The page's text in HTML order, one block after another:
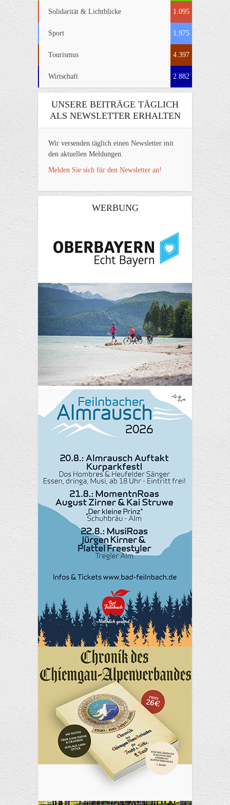
Solidarität & Lichtblicke 1.095
Sport 1.975
Tourismus 4.397
Wirtschaft 2.882
UNSERE BEITRÄGE TÄGLICH
ALS NEWSLETTER ERHALTEN
Wir versenden täglich einen Newsletter mit
den aktuellen Meldungen.
Melden Sie sich für den Newsletter an!
WERBUNG